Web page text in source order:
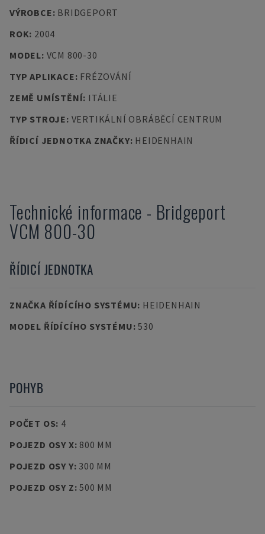
VÝROBCE: BRIDGEPORT
ROK: 2004
MODEL: VCM 800-30
TYP APLIKACE: FRÉZOVÁNÍ
ZEMĚ UMÍSTĚNÍ: ITÁLIE
TYP STROJE: VERTIKÁLNÍ OBRÁBĚCÍ CENTRUM
ŘÍDICÍ JEDNOTKA ZNAČKY: HEIDENHAIN
Technické informace - Bridgeport
VCM 800-30
ŘÍDICÍ JEDNOTKA
ZNAČKA ŘÍDÍCÍHO SYSTÉMU: HEIDENHAIN
MODEL ŘÍDÍCÍHO SYSTÉMU:530
POHYB
POČET OS: 4
POJEZD OSY X: 800 MM
POJEZD OSY Y: 300 MM
POJEZD OSY Z:500 MM